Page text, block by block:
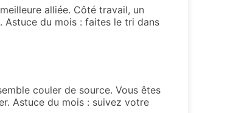
alliée. Côté travail, un
Astuce du mois : faites le tri dans
couler de source. Vous êtes
Astuce du mois : suivez votre